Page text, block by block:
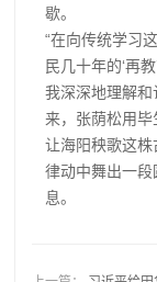
歇。
“在向传统学习
民几十年的‘再
我深深地理解和
来，张荫松用毕
让海阳秧歌这株
律动中舞出一段
息。